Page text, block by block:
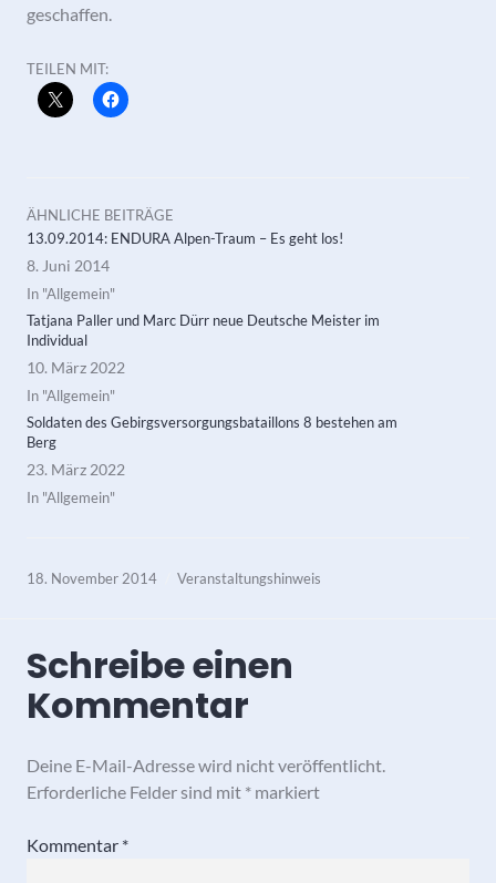
geschaffen.
TEILEN MIT:
ÄHNLICHE BEITRÄGE
13.09.2014: ENDURA Alpen-Traum – Es geht los!
8. Juni 2014
In "Allgemein"
Tatjana Paller und Marc Dürr neue Deutsche Meister im
Individual
10. März 2022
In "Allgemein"
Soldaten des Gebirgsversorgungsbataillons 8 bestehen am
Berg
23. März 2022
In "Allgemein"
18. November 2014 Veranstaltungshinweis
Schreibe einen
Kommentar
Deine E-Mail-Adresse wird nicht veröffentlicht.
Erforderliche Felder sind mit * markiert
Kommentar *